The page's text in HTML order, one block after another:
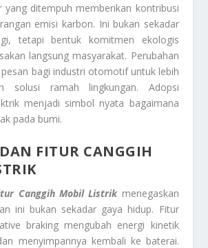
yang ditempuh memberikan kontribusi
emisi karbon. Ini bukan sekadar
tetapi bentuk komitmen ekologis
langsung masyarakat. Perubahan
bagi industri otomotif untuk lebih
solusi ramah lingkungan. Adopsi
menjadi simbol nyata bagaimana
pada bumi.
FITUR CANGGIH
Canggih Mobil Listrikmenegaskan
ini bukan sekadar gaya hidup. Fitur
braking mengubah energi kinetik
menyimpannya kembali ke baterai.